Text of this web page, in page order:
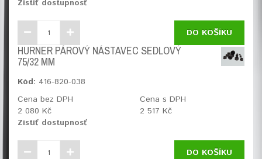
Zistiť dostupnosť
DO KOŠÍKU
HURNER PÁROVÝ NÁSTAVEC SEDLOVÝ
75/32 MM
Kód: 416-820-038
Cena bez DPH
2 080 Kč
Cena s DPH
2 517 Kč
Zistiť dostupnosť
DO KOŠÍKU